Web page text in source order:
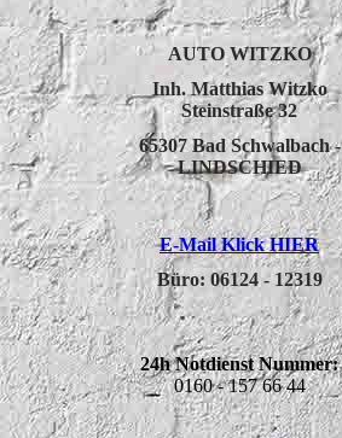
AUTO WITZKO
Inh. Matthias Witzko
Steinstraße 32
65307 Bad Schwalbach -
LINDSCHIED
E-Mail Klick HIER
Büro: 06124 - 12319
24h Notdienst Nummer:
0160 - 157 66 44